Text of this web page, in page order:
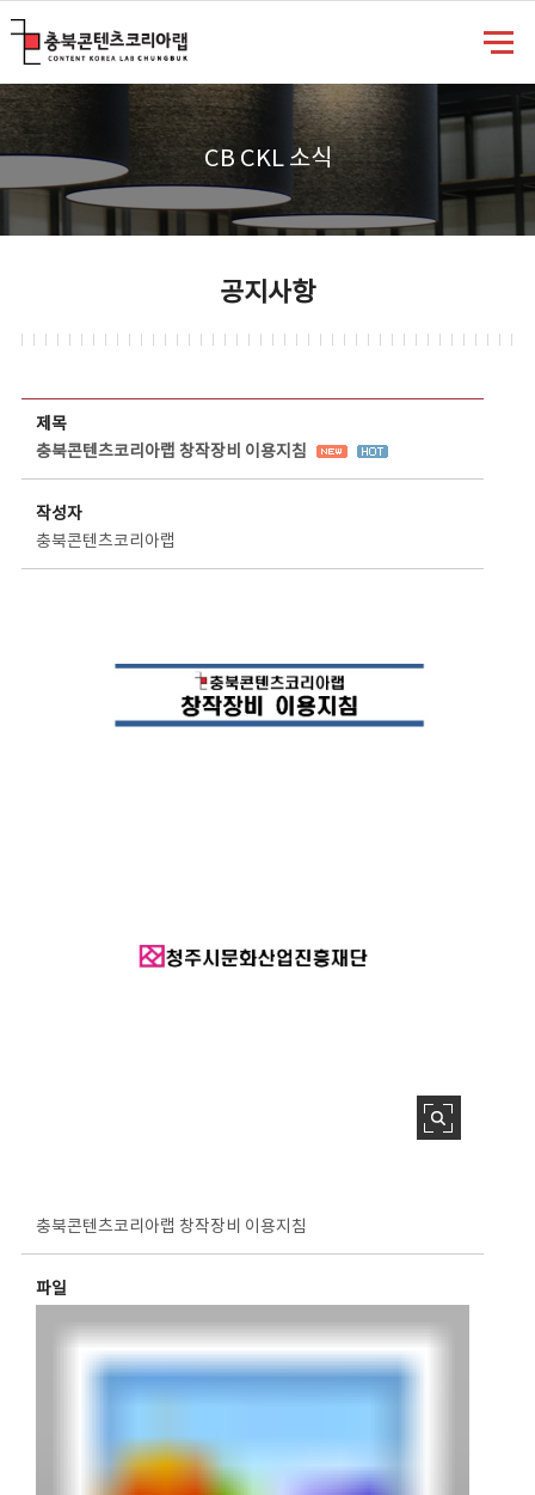
CB CKL 소식
공지사항
제목
충북콘텐츠코리아랩 창작장비 이용지침
작성자
충북콘텐츠코리아랩
충북콘텐츠코리아랩 창작장비 이용지침
파일